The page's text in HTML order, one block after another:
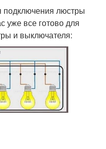
люстры
уже все готово для
и выключателя: